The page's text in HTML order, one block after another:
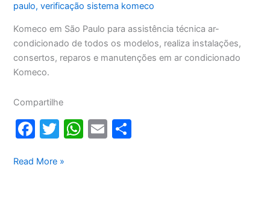
paulo,verificação sistema komeco
Komeco em São Paulo para assistência técnica ar-
condicionado de todos os modelos, realiza instalações,
consertos, reparos e manutenções em ar condicionado
Komeco.
Compartilhe
F
c
T
itt
W E
Komeco
Read More »